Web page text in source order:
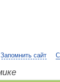
Запомнить сайт